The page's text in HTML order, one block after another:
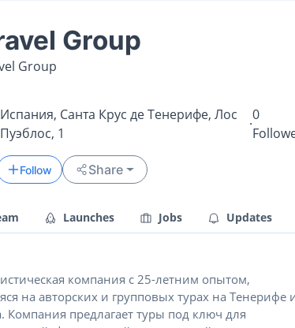
Group
Group
Испания, Санта Крус де Тенерифе, Лос
Пуэблос, 1
·
0
Follow Share
Launches Jobs Updates
компания с 25-летним опытом,
на авторских и групповых турах на Тенерифе
Компания предлагает туры под ключ для